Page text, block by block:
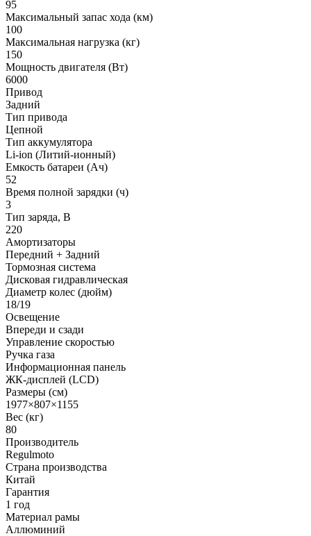
95
Максимальный запас хода (км)
100
Максимальная нагрузка (кг)
150
Мощность двигателя (Вт)
6000
Привод
Задний
Тип привода
Цепной
Тип аккумулятора
Li-ion (Литий-ионный)
Емкость батареи (Ач)
52
Время полной зарядки (ч)
3
Тип заряда, В
220
Амортизаторы
Передний + Задний
Тормозная система
Дисковая гидравлическая
Диаметр колес (дюйм)
18/19
Освещение
Впереди и сзади
Управление скоростью
Ручка газа
Информационная панель
ЖК-дисплей (LCD)
Размеры (см)
1977×807×1155
Вес (кг)
80
Производитель
Regulmoto
Страна производства
Китай
Гарантия
1 год
Материал рамы
Аллюминий